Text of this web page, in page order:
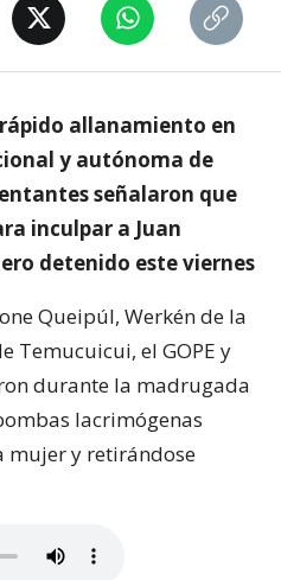
allanamiento en
y autónoma de
señalaron que
inculpar a Juan
detenido este viernes
Queipúl, Werkén de la
Temucuicui, el GOPE y
durante la madrugada
lacrimógenas
mujer y retirándose